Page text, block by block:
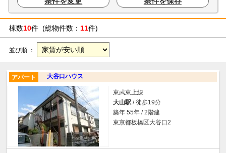
棟数10件 (総物件数： 11件)
並び順 ：
大谷口ハウス
アパート
東武東上線
大山駅 / 徒歩19分
築年 55年 / 2階建
東京都板橋区大谷口2